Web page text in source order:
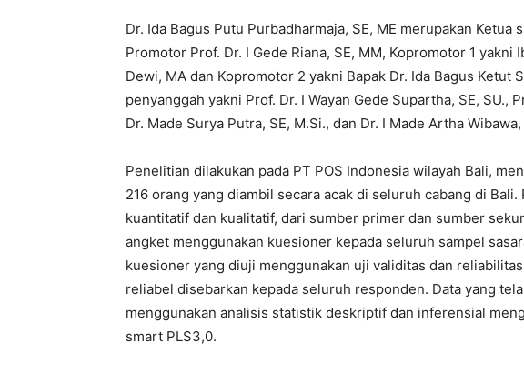
Dr. Ida Bagus Putu Purbadharmaja, SE, ME merupakan Ketua
Promotor Prof. Dr. I Gede Riana, SE, MM, Kopromotor 1 yakni
Dewi, MA dan Kopromotor 2 yakni Bapak Dr. Ida Bagus Ketut
penyanggah yakni Prof. Dr. I Wayan Gede Supartha, SE, SU.,
Dr. Made Surya Putra, SE, M.Si., dan Dr. I Made Artha Wibawa,
Penelitian dilakukan pada PT POS Indonesia wilayah Bali,
216 orang yang diambil secara acak di seluruh cabang di
kuantitatif dan kualitatif, dari sumber primer dan sumber
angket menggunakan kuesioner kepada seluruh sampel
kuesioner yang diuji menggunakan uji validitas dan
reliabel disebarkan kepada seluruh responden. Data yang
menggunakan analisis statistik deskriptif dan inferensial
smart PLS3,0.